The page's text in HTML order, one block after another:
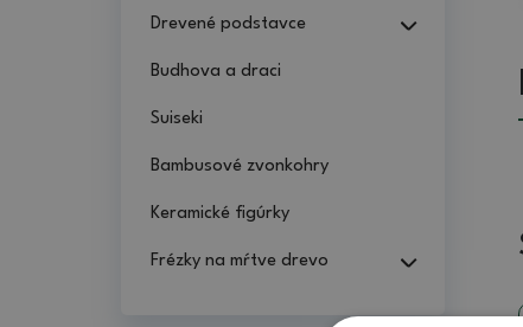
Drevené podstavce
Budhova a draci
Suiseki
Bambusové zvonkohry
Keramické figúrky
Frézky na mŕtve drevo